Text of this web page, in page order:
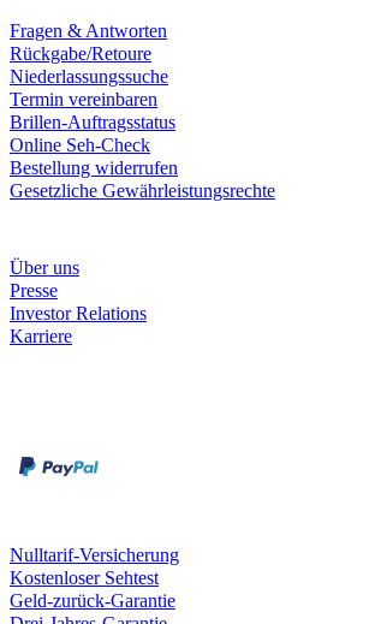
Fragen & Antworten
Rückgabe/Retoure
Niederlassungssuche
Termin vereinbaren
Brillen-Auftragsstatus
Online Seh-Check
Bestellung widerrufen
Gesetzliche Gewährleistungsrechte
Über uns
Presse
Investor Relations
Karriere
Nulltarif-Versicherung
Kostenloser Sehtest
Geld-zurück-Garantie